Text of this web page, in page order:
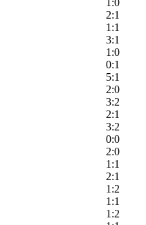
1:0
2:1
1:1
3:1
1:0
0:1
5:1
2:0
3:2
2:1
3:2
0:0
2:0
1:1
2:1
1:2
1:1
1:2